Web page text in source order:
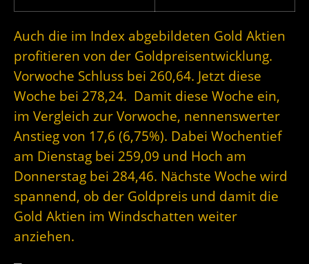
Auch die im Index abgebildeten Gold Aktien
profitieren von der Goldpreisentwicklung.
Vorwoche Schluss bei 260,64. Jetzt diese
Woche bei 278,24. Damit diese Woche ein,
im Vergleich zur Vorwoche, nennenswerter
Anstieg von 17,6 (6,75%). Dabei Wochentief
am Dienstag bei 259,09 und Hoch am
Donnerstag bei 284,46. Nächste Woche wird
spannend, ob der Goldpreis und damit die
Gold Aktien im Windschatten weiter
anziehen.